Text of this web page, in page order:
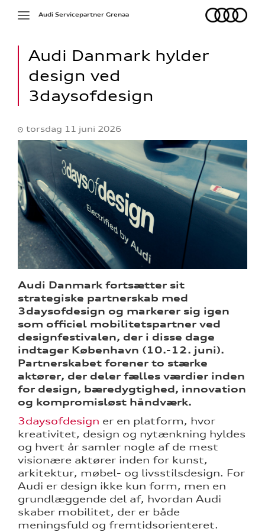
Toggle
Audi
Audi Servicepartner Grenaa
Audi Danmark hylder
design ved
3daysofdesign
torsdag 11 juni 2026
Audi Danmark fortsætter sit
strategiske partnerskab med
3daysofdesign og markerer sig igen
som officiel mobilitetspartner ved
designfestivalen, der i disse dage
indtager København (10.-12. juni).
Partnerskabet forener to stærke
aktører, der deler fælles værdier inden
for design, bæredygtighed, innovation
og kompromisløst håndværk.
3daysofdesign er en platform, hvor
kreativitet, design og nytænkning hyldes
og hvert år samler nogle af de mest
visionære aktører inden for kunst,
arkitektur, møbel- og livsstilsdesign. For
Audi er design ikke kun form, men en
grundlæggende del af, hvordan Audi
skaber mobilitet, der er både
meningsfuld og fremtidsorienteret.